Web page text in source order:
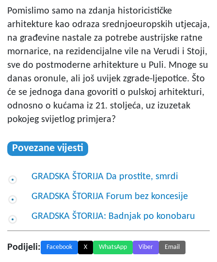
Pomislimo samo na zdanja historicističke
arhitekture kao odraza srednjoeuropskih utjecaja,
na građevine nastale za potrebe austrijske ratne
mornarice, na rezidencijalne vile na Verudi i Stoji,
sve do postmoderne arhitekture u Puli. Mnoge su
danas oronule, ali još uvijek zgrade-ljepotice. Što
će se jednoga dana govoriti o pulskoj arhitekturi,
odnosno o kućama iz 21. stoljeća, uz izuzetak
pokojeg svijetlog primjera?
Povezane vijesti
GRADSKA ŠTORIJA Da prostite, smrdi
GRADSKA ŠTORIJA Forum bez koncesije
GRADSKA ŠTORIJA: Badnjak po konobaru
Podijeli: Facebook X WhatsApp Viber Email